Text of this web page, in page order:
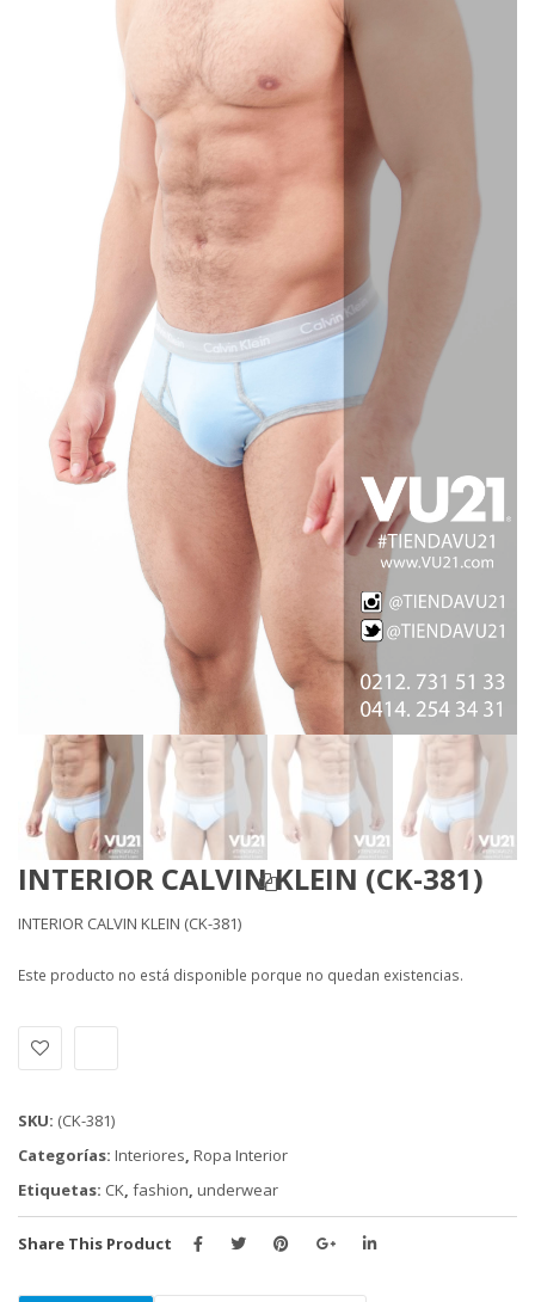
INTERIOR CALVIN KLEIN (CK-381)
INTERIOR CALVIN KLEIN (CK-381)
Este producto no está disponible porque no quedan existencias.
SKU: (CK-381)
Categorías: Interiores, Ropa Interior
Etiquetas: CK, fashion, underwear
Share This Product